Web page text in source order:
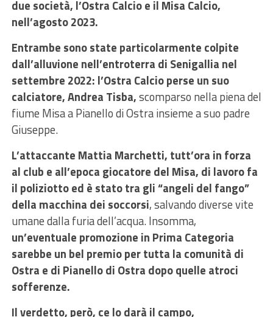
due società, l’Ostra Calcio e il Misa Calcio,
nell’agosto 2023.
Entrambe sono state particolarmente colpite
dall’alluvione nell’entroterra di Senigallia nel
settembre 2022: l’Ostra Calcio perse un suo
calciatore, Andrea Tisba,scomparso nella piena del
fiume Misa a Pianello di Ostra insieme a suo padre
Giuseppe.
L’attaccante Mattia Marchetti, tutt’ora in forza
al club e all’epoca giocatore del Misa, di lavoro fa
il poliziotto ed è stato tra gli “angeli del fango”
della macchina dei soccorsi, salvando diverse vite
umane dalla furia dell’acqua. Insomma,
un’eventuale promozione in Prima Categoria
sarebbe un bel premio per tutta la comunità di
Ostra e di Pianello di Ostra dopo quelle atroci
sofferenze.
Il verdetto, però, ce lo darà il campo,